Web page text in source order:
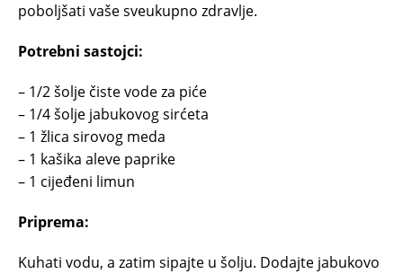
poboljšati vaše sveukupno zdravlje.
Potrebni sastojci:
– 1/2 šolje čiste vode za piće
– 1/4 šolje jabukovog sirćeta
– 1 žlica sirovog meda
– 1 kašika aleve paprike
– 1 cijeđeni limun
Priprema:
Kuhati vodu, a zatim sipajte u šolju. Dodajte jabukovo